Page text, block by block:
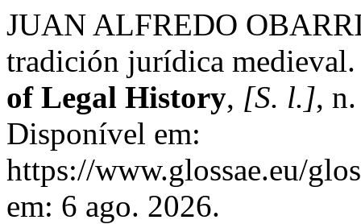
JUAN ALFREDO
tradición jurídica
of Legal History, [S. l.],
Disponível em:
https://www.glossae.eu/
em: 6 ago. 2026.